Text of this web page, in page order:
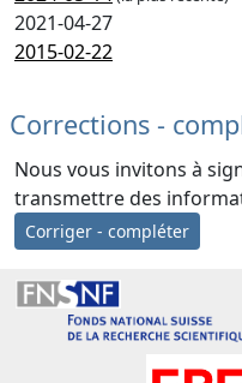
2021-04-27
2015-02-22
Corrections -
Nous vous invitons à
transmettre des
Corriger - compléter